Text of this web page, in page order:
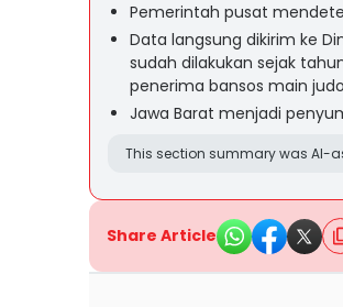
Pemerintah pusat
Data langsung dikirim ke
sudah dilakukan sejak
penerima bansos main
Jawa Barat menjadi
This section summary was AI-
Share Article